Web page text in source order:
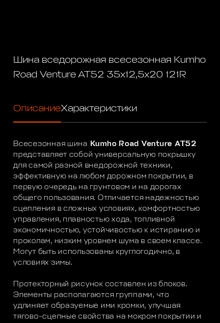
Шина вседорожная всесезонная Kumho
Road Venture AT52 35x12,5x20 121R
ОписаниеХарактеристики
Всесезонная шина
Kumho Road Venture AT52
представляет собой универсальную покрышку
для самой разной внедорожной техники,
эффективную на любом дорожном покрытии, в
первую очередь на грунтовом и на дорогах
общего пользования. Отличается надежностью
сцепления в сложных условиях, комфортностью
управления, плавностью хода, топливной
экономичностью, устойчивостью к истиранию и
проколам, низким уровнем шума в своем классе.
Могут быть использованы круглогодично, в
условиях зимы.
Протекторный рисунок составлен из блоков.
Элементы располагаются группами, что
удлиняет образуемые ими кромки, улучшая
тягово-сцепные свойства на мокром покрытии и